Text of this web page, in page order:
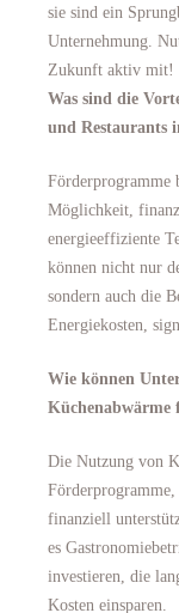
sie sind ein
Unternehmung.
Zukunft aktiv mit!
Was sind die
und Restaurants
Förderprogramme
Möglichkeit,
energieeffiziente
können nicht nur
sondern auch die
Energiekosten,
Wie können
Küchenabwärme
Die Nutzung von
Förderprogramme,
finanziell
es
investieren, die
Kosten einsparen.